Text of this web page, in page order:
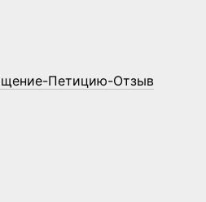
Петицию-Отзыв